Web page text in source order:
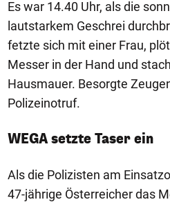
Es war 14.40 Uhr, als die
lautstarkem Geschrei
fetzte sich mit einer Frau,
Messer in der Hand und
Hausmauer. Besorgte
Polizeinotruf.
WEGA setzte Taser ein
Als die Polizisten am
47-jährige Österreicher das